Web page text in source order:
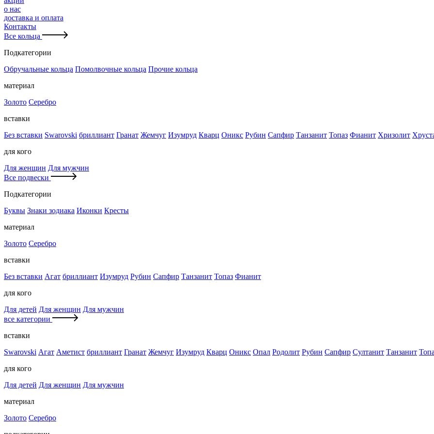
о нас
доставка и оплата
Контакты
Все кольца
Подкатегории
Обручальные кольца Помолвочные кольца Прочие кольца
материал
Золото Серебро
вставки
Без вставки Swarovski бриллиант Гранат Жемчуг Изумруд Кварц Оникс Рубин Сапфир Танзанит Топаз Фианит Хризолит
для кого
Для женщин Для мужчин
Все подвески
Подкатегории
Буквы Знаки зодиака Иконки Кресты
материал
Золото Серебро
вставки
Без вставки Агат бриллиант Изумруд Рубин Сапфир Танзанит Топаз Фианит
для кого
Для детей Для женщин Для мужчин
все категории
вставки
Swarovski Агат Аметист бриллиант Гранат Жемчуг Изумруд Кварц Оникс Опал Родолит Рубин Сапфир Султанит Танзанит
для кого
Для детей Для женщин Для мужчин
материал
Золото Серебро